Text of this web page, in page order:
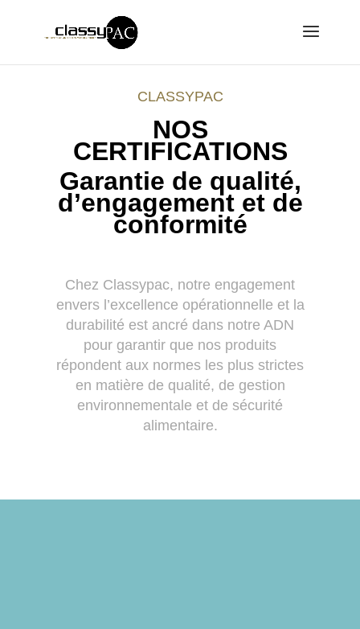
CLASSYPAC
NOS
CERTIFICATIONS
Garantie de qualité,
d’engagement et de
conformité
Chez Classypac, notre engagement
envers l’excellence opérationnelle et la
durabilité est ancré dans notre ADN
pour garantir que nos produits
répondent aux normes les plus strictes
en matière de qualité, de gestion
environnementale et de sécurité
alimentaire.